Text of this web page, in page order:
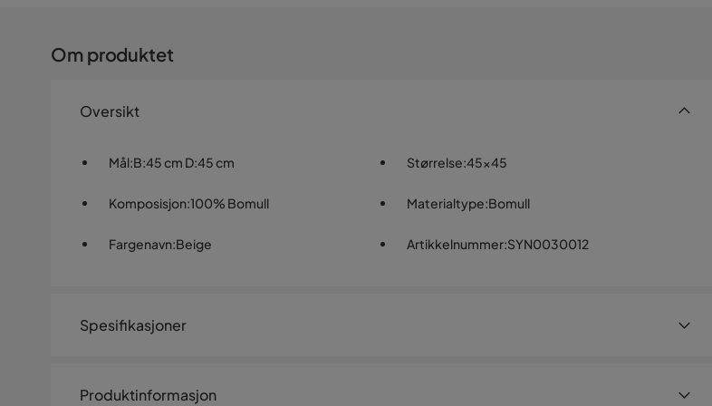
Om produktet
Oversikt
Mål:B:45 cm D:45 cm Størrelse:45x45
Komposisjon:100% Bomull Materialtype:Bomull
Fargenavn:Beige Artikkelnummer:SYN0030012
Spesifikasjoner
Størrelse
Produktinformasjon